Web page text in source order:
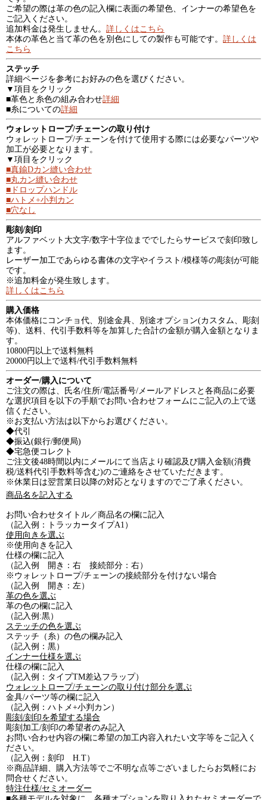
ご希望の際は革の色の記入欄に表面の希望色、インナーの希望色を
ご記入ください。
追加料金は発生しません。 詳しくはこちら
本体の革色と当て革の色を別色にしての製作も可能です。 詳しくは
こちら
ステッチ
詳細ページを参考にお好みの色を選びください。
▼項目をクリック
■革色と糸色の組み合わせ詳細
■糸についての詳細
ウォレットロープ/チェーンの取り付け
ウォレットロープ/チェーンを付けて使用する際には必要なパーツや
加工が必要となります。
▼項目をクリック
■真鍮Dカン縫い合わせ
■丸カン縫い合わせ
■ドロップハンドル
■ハトメ+小判カン
■穴なし
彫刻/刻印
アルファベット大文字/数字十字位まででしたらサービスで刻印致し
ます。
レーザー加工であらゆる書体の文字やイラスト/模様等の彫刻が可能
です。
※追加料金が発生致します。
詳しくはこちら
購入価格
本体価格にコンチョ代、別途金具、別途オプション(カスタム、彫刻
等)、送料、代引手数料等を加算した合計の金額が購入金額となりま
す。
10800円以上で送料無料
20000円以上で送料/代引手数料無料
オーダー/購入について
ご注文の際は、氏名/住所/電話番号/メールアドレスと各商品に必要
な選択項目を以下の手順でお問い合わせフォームにご記入の上で送
信ください。
※お支払い方法は以下からお選びください。
◆代引
◆振込(銀行/郵便局)
◆宅急便コレクト
ご注文後48時間以内にメールにて当店より確認及び購入金額(消費
税/送料代引手数料等含む)のご連絡をさせていただきます。
※休業日は翌営業日以降の対応となりますのでご了承ください。
商品名を記入する
お問い合わせタイトル／商品名の欄に記入
（記入例：トラッカータイプA1）
使用向きを選ぶ
※使用向きを記入
仕様の欄に記入
（記入例 開き：右 接続部分：右）
※ウォレットロープ/チェーンの接続部分を付けない場合
（記入例 開き：左）
革の色を選ぶ
革の色の欄に記入
（記入例:黒）
ステッチの色を選ぶ
ステッチ（糸）の色の欄み記入
（記入例：黒）
インナー仕様を選ぶ
仕様の欄に記入
（記入例：タイプTM差込フラップ）
ウォレットロープ/チェーンの取り付け部分を選ぶ
金具/パーツ等の欄に記入
（記入例：ハトメ+小判カン）
彫刻/刻印を希望する場合
彫刻加工/刻印の希望者のみ記入
お問い合わせ内容の欄に希望の加工内容入れたい文字等をご記入く
ださい。
（記入例：刻印 H.T）
※商品詳細、購入方法等でご不明な点等ございましたらお気軽にお
問合せください。
特注仕様/セミオーダー